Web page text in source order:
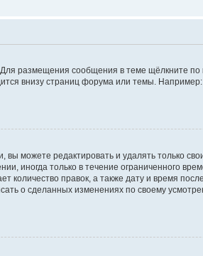
размещения сообщения в теме щёлкните по
внизу страниц форума или темы.
можете редактировать и удалять только
иногда только в течение ограниченного
количество правок, а также дату и время
о сделанных изменениях по своему